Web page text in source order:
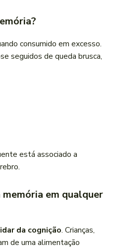
consumido em excesso.
seguidos de queda brusca,
está associado a
em qualquer
da cognição. Crianças,
de uma alimentação